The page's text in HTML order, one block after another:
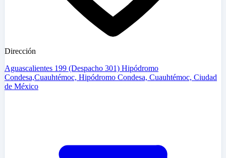
Dirección
Aguascalientes 199 (Despacho 301) Hipódromo
Condesa,Cuauhtémoc, Hipódromo Condesa, Cuauhtémoc, Ciudad
de México